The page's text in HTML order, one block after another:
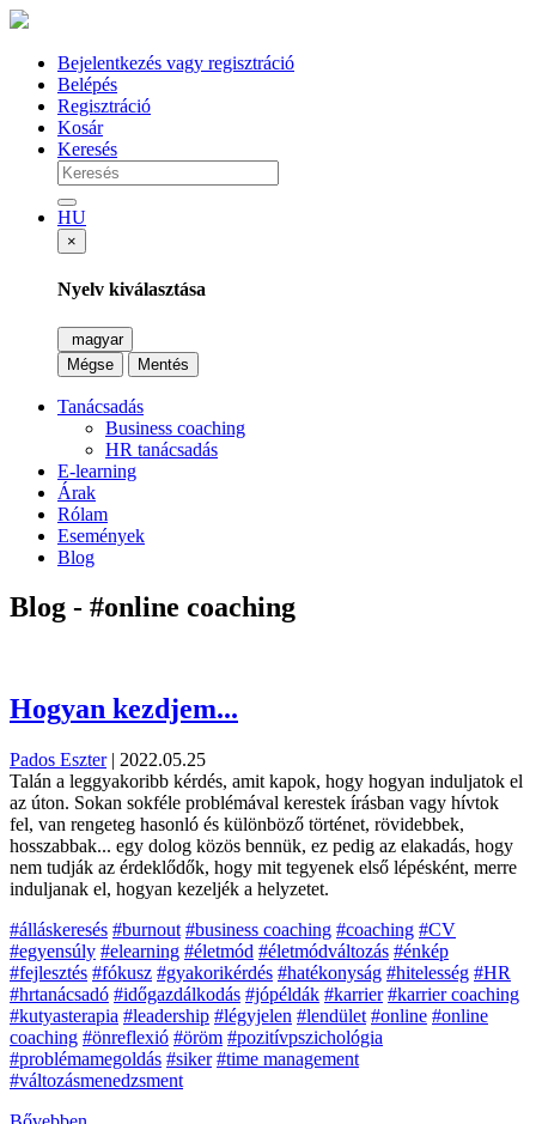
Bejelentkezés vagy regisztráció
Belépés
Regisztráció
Kosár
Keresés
HU
×
Nyelv kiválasztása
magyar
Mégse
Mentés
Tanácsadás
Business coaching
HR tanácsadás
E-learning
Árak
Rólam
Események
Blog
Blog - #online coaching
Hogyan kezdjem...
Pados Eszter| 2022.05.25
Talán a leggyakoribb kérdés, amit kapok, hogy hogyan induljatok el
az úton. Sokan sokféle problémával kerestek írásban vagy hívtok
fel, van rengeteg hasonló és különböző történet, rövidebbek,
hosszabbak... egy dolog közös bennük, ez pedig az elakadás, hogy
nem tudják az érdeklődők, hogy mit tegyenek első lépésként, merre
induljanak el, hogyan kezeljék a helyzetet.
#álláskeresés #burnout #business coaching #coaching #CV
#egyensúly #elearning #életmód #életmódváltozás #énkép
#fejlesztés #fókusz #gyakorikérdés #hatékonyság #hitelesség #HR
#hrtanácsadó #időgazdálkodás #jópéldák #karrier #karrier coaching
#kutyasterapia #leadership #légyjelen #lendület #online #online
coaching #önreflexió #öröm #pozitívpszichológia
#problémamegoldás #siker #time management
#változásmenedzsment